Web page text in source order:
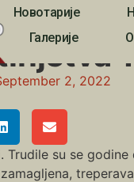
Новотарије
Галерије
i neke
2, 2022
Trudile su se